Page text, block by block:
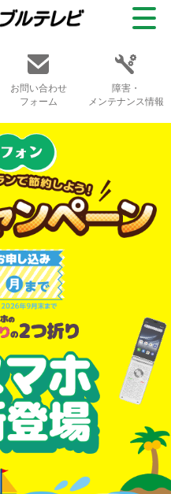
お問い合わせ
フォーム
障害・
メンテナンス情報